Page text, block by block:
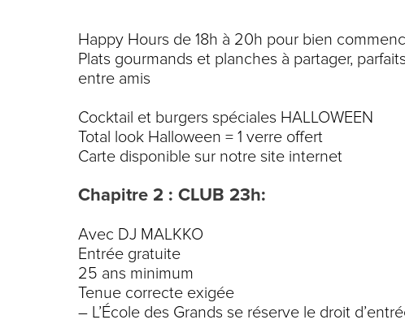
Happy Hours de 18h à 20h pour bien
Plats gourmands et planches à partager,
entre amis
Cocktail et burgers spéciales HALLOWEEN
Total look Halloween = 1 verre offert
Carte disponible sur notre site internet
Chapitre 2 : CLUB 23h:
Avec DJ MALKKO
Entrée gratuite
25 ans minimum
Tenue correcte exigée
– L’École des Grands se réserve le droit